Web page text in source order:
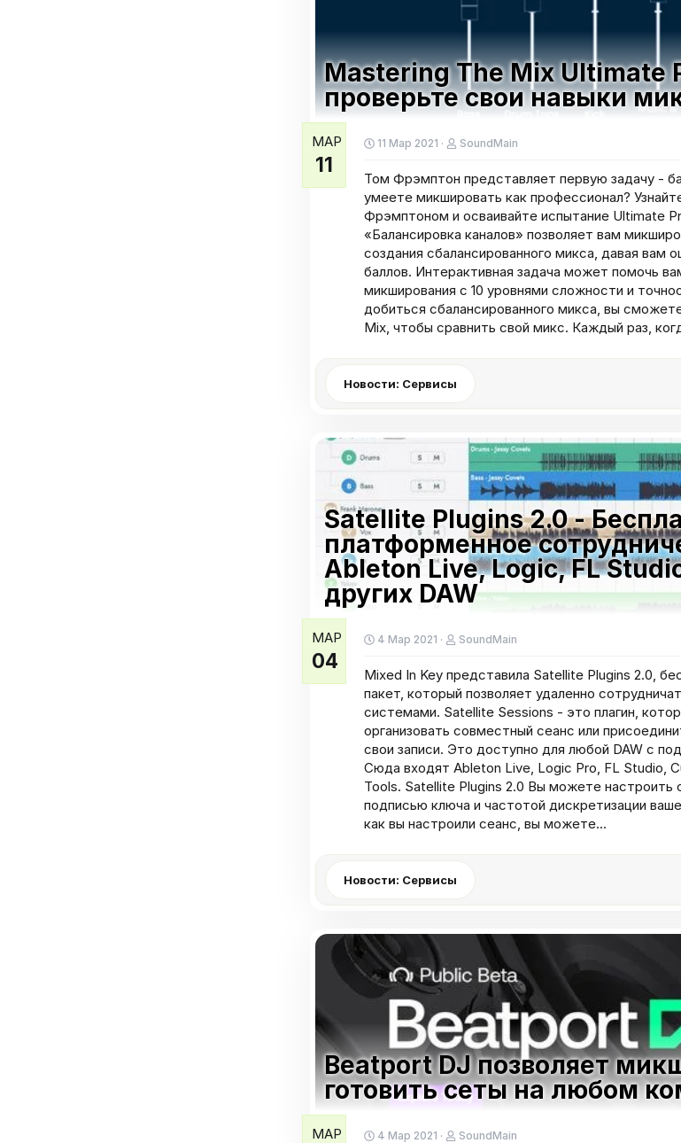
Mastering The Mix Ultimate
проверьте свои навыки
МАР
11
11 Мар 2021 SoundMain
Том Фрэмптон представляет первую задачу -
умеете микшировать как профессионал?
Фрэмптоном и осваивайте испытание Ultimate
«Балансировка каналов» позволяет вам
создания сбалансированного микса, давая вам
баллов. Интерактивная задача может помочь
микширования с 10 уровнями сложности и
добиться сбалансированного микса, вы
Mix, чтобы сравнить свой микс. Каждый раз,
Новости: Сервисы
Satellite Plugins 2.0 -
платформенное
Ableton Live, Logic, FL
других DAW
МАР
04
4 Мар 2021 SoundMain
Mixed In Key представила Satellite Plugins 2.0,
пакет, который позволяет удаленно
системами. Satellite Sessions - это плагин,
организовать совместный сеанс или
свои записи. Это доступно для любой DAW с
Сюда входят Ableton Live, Logic Pro, FL Studio,
Tools. Satellite Plugins 2.0 Вы можете настроить
подписью ключа и частотой дискретизации
как вы настроили сеанс, вы можете...
Новости: Сервисы
Beatport DJ позволяет
готовить сеты на любом
МАР 4 Мар 2021 SoundMain